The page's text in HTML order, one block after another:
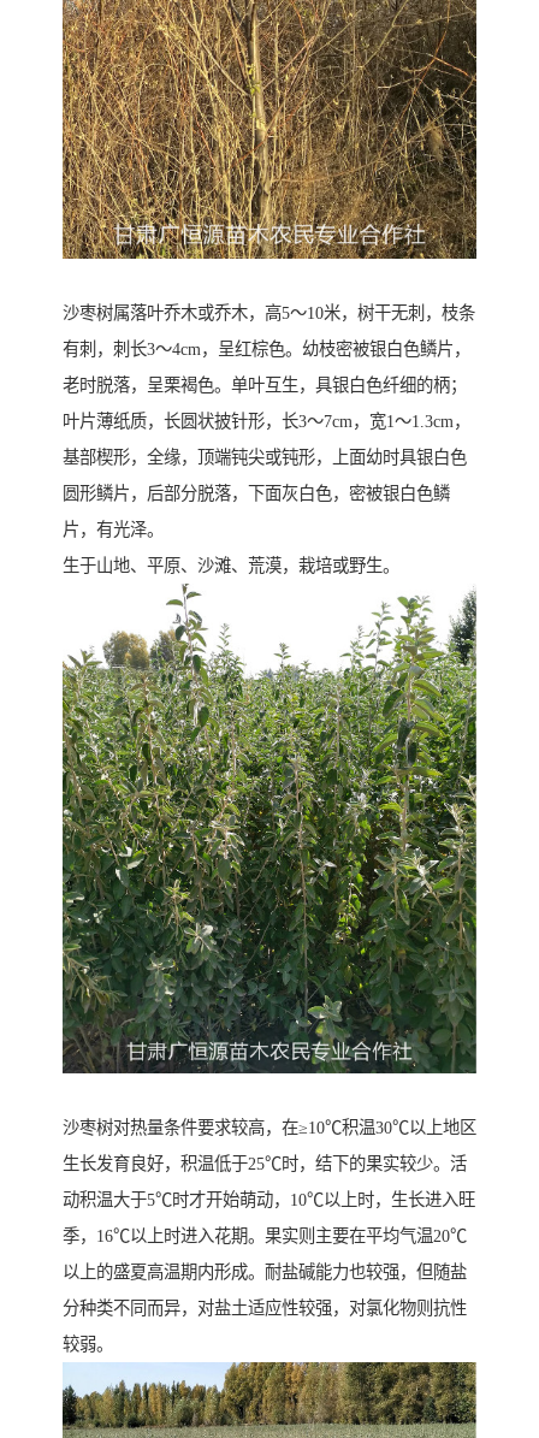
沙枣树属落叶乔木或乔木，高5～10米，树干无刺，枝条
有刺，刺长3～4cm，呈红棕色。幼枝密被银白色鳞片，
老时脱落，呈栗褐色。单叶互生，具银白色纤细的柄；
叶片薄纸质，长圆状披针形，长3～7cm，宽1～1.3cm，
基部楔形，全缘，顶端钝尖或钝形，上面幼时具银白色
圆形鳞片，后部分脱落，下面灰白色，密被银白色鳞
片，有光泽。
生于山地、平原、沙滩、荒漠，栽培或野生。
沙枣树对热量条件要求较高，在≥10℃积温30℃以上地区
生长发育良好，积温低于25℃时，结下的果实较少。活
动积温大于5℃时才开始萌动，10℃以上时，生长进入旺
季，16℃以上时进入花期。果实则主要在平均气温20℃
以上的盛夏高温期内形成。耐盐碱能力也较强，但随盐
分种类不同而异，对盐土适应性较强，对氯化物则抗性
较弱。